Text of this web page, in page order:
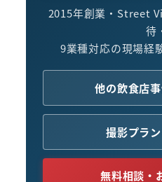
2015年創業・Street
待
9業種対応の現場経
他の飲食店
撮影プラ
無料相談・